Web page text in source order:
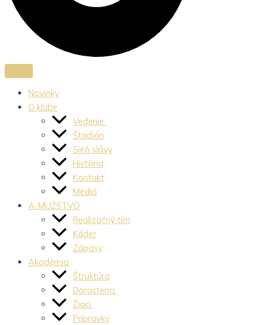
Novinky
O klube
Vedenie
Štadión
Sieň slávy
História
Kontakt
Médiá
A-MUŽSTVO
Realizačný tím
Káder
Zápasy
Akadémia
Štruktúra
Dorastenci
Žiaci
Prípravky